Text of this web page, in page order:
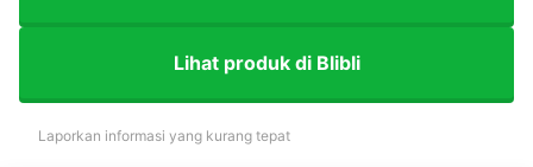
Lihat produk di Blibli
Laporkan informasi yang kurang tepat